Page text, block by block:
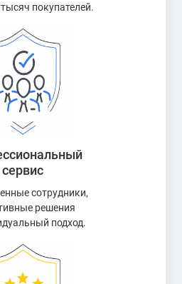
покупателей.
сервис
сотрудники,
решения
подход.